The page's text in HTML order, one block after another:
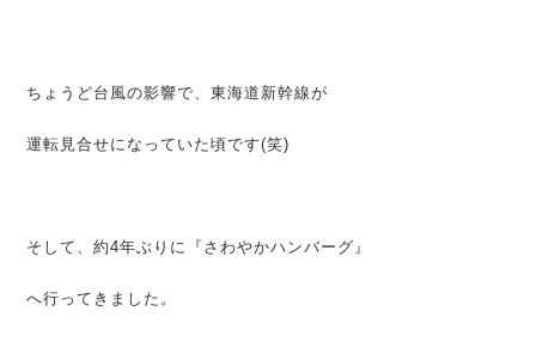
ちょうど台風の影響で、東海道新幹線が
運転見合せになっていた頃です(笑)
そして、約4年ぶりに『さわやかハンバーグ』
へ行ってきました。